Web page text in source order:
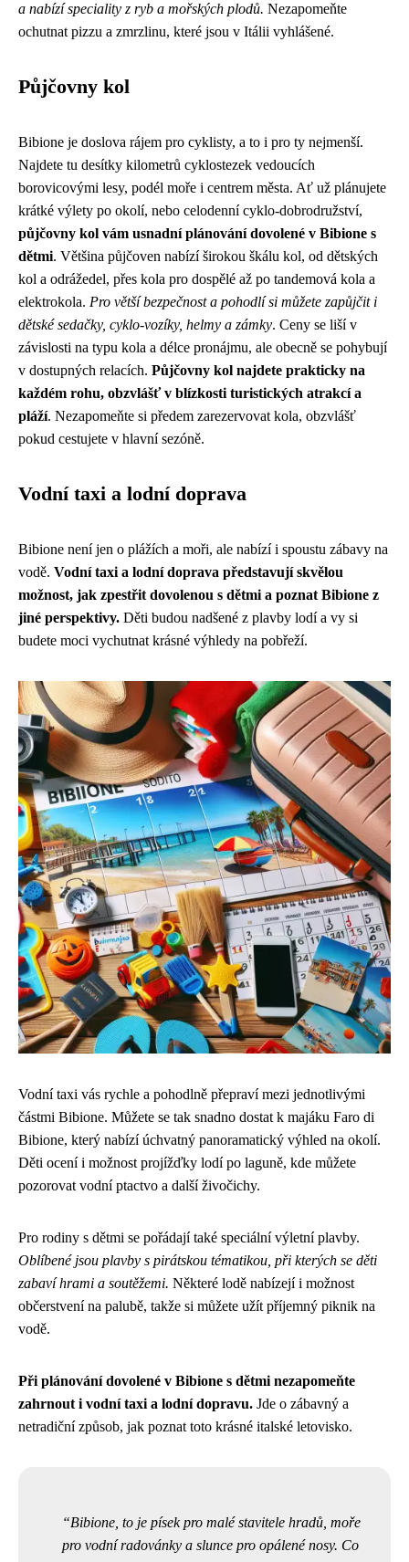
a nabízí speciality z ryb a mořských plodů. Nezapomeňte
ochutnat pizzu a zmrzlinu, které jsou v Itálii vyhlášené.
Půjčovny kol
Bibione je doslova rájem pro cyklisty, a to i pro ty nejmenší.
Najdete tu desítky kilometrů cyklostezek vedoucích
borovicovými lesy, podél moře i centrem města. Ať už plánujete
krátké výlety po okolí, nebo celodenní cyklo-dobrodružství,
půjčovny kol vám usnadní plánování dovolené v Bibione s
dětmi. Většina půjčoven nabízí širokou škálu kol, od dětských
kol a odrážedel, přes kola pro dospělé až po tandemová kola a
elektrokola. Pro větší bezpečnost a pohodlí si můžete zapůjčit i
dětské sedačky, cyklo-vozíky, helmy a zámky. Ceny se liší v
závislosti na typu kola a délce pronájmu, ale obecně se pohybují
v dostupných relacích. Půjčovny kol najdete prakticky na
každém rohu, obzvlášť v blízkosti turistických atrakcí a
pláží. Nezapomeňte si předem zarezervovat kola, obzvlášť
pokud cestujete v hlavní sezóně.
Vodní taxi a lodní doprava
Bibione není jen o plážích a moři, ale nabízí i spoustu zábavy na
vodě. Vodní taxi a lodní doprava představují skvělou
možnost, jak zpestřit dovolenou s dětmi a poznat Bibione z
jiné perspektivy. Děti budou nadšené z plavby lodí a vy si
budete moci vychutnat krásné výhledy na pobřeží.
Vodní taxi vás rychle a pohodlně přepraví mezi jednotlivými
částmi Bibione. Můžete se tak snadno dostat k majáku Faro di
Bibione, který nabízí úchvatný panoramatický výhled na okolí.
Děti ocení i možnost projížďky lodí po laguně, kde můžete
pozorovat vodní ptactvo a další živočichy.
Pro rodiny s dětmi se pořádají také speciální výletní plavby.
Oblíbené jsou plavby s pirátskou tématikou, při kterých se děti
zabaví hrami a soutěžemi. Některé lodě nabízejí i možnost
občerstvení na palubě, takže si můžete užít příjemný piknik na
vodě.
Při plánování dovolené v Bibione s dětmi nezapomeňte
zahrnout i vodní taxi a lodní dopravu. Jde o zábavný a
netradiční způsob, jak poznat toto krásné italské letovisko.
Bibione, to je písek pro malé stavitele hradů, moře
pro vodní radovánky a slunce pro opálené nosy. Co